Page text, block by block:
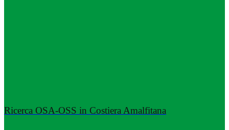
Ricerca OSA-OSS in Costiera Amalfitana